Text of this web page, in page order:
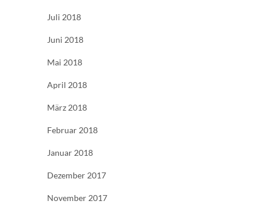
Juli 2018
Juni 2018
Mai 2018
April 2018
März 2018
Februar 2018
Januar 2018
Dezember 2017
November 2017